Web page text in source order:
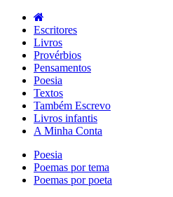
Escritores
Livros
Provérbios
Pensamentos
Poesia
Textos
Também Escrevo
Livros infantis
A Minha Conta
Poesia
Poemas por tema
Poemas por poeta